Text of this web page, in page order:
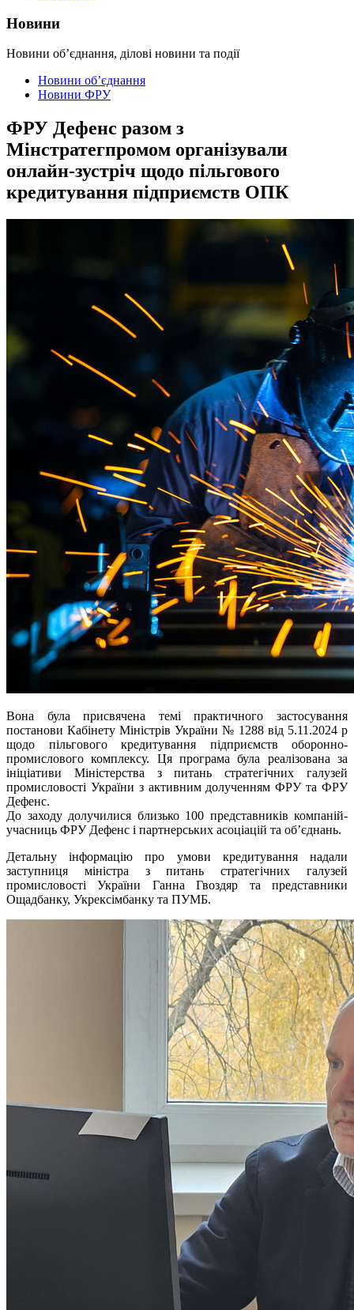
Новини
Новини об’єднання, ділові новини та події
Новини об’єднання
Новини ФРУ
ФРУ Дефенс разом з
Мінстратегпромом організували
онлайн-зустріч щодо пільгового
кредитування підприємств ОПК
Вона була присвячена темі практичного застосування
постанови Кабінету Міністрів України № 1288 від 5.11.2024 р
щодо пільгового кредитування підприємств оборонно-
промислового комплексу. Ця програма була реалізована за
ініціативи Міністерства з питань стратегічних галузей
промисловості України з активним долученням ФРУ та ФРУ
Дефенс.
До заходу долучилися близько 100 представників компаній-
учасниць ФРУ Дефенс і партнерських асоціацій та об’єднань.
Детальну інформацію про умови кредитування надали
заступниця міністра з питань стратегічних галузей
промисловості України Ганна Гвоздяр та представники
Ощадбанку, Укрексімбанку та ПУМБ.